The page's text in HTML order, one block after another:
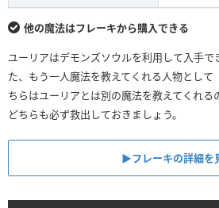
他の魔法はフレーキから購入できる
ユーリアはデモンズソウルを利用して入手で
た、もう一人魔法を教えてくれる人物として
ちらはユーリアとは別の魔法を教えてくれる
どちらも必ず救出しておきましょう。
▶フレーキの詳細を